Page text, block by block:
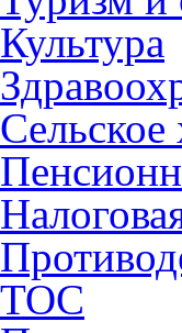
Культура
Сельское
ТОС